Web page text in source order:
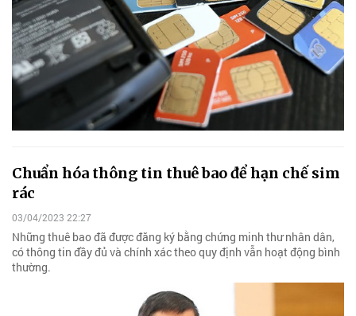
Chuẩn hóa thông tin thuê bao để hạn chế sim
rác
03/04/2023 22:27
Những thuê bao đã được đăng ký bằng chứng minh thư nhân dân,
có thông tin đầy đủ và chính xác theo quy định vẫn hoạt động bình
thường.